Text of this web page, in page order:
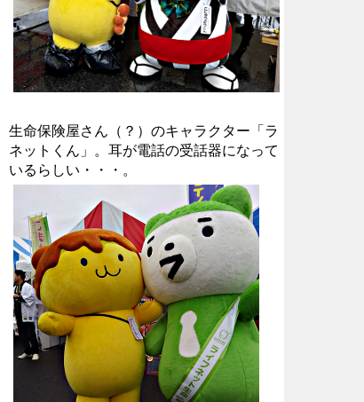
生命保険屋さん（？）のキャラクター「ラ
ネットくん」。耳が電話の受話器になって
いるらしい・・・。